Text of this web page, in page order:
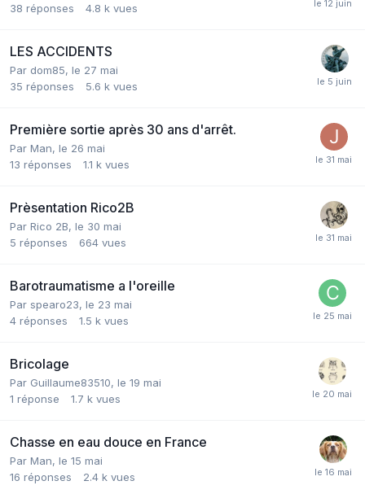
38 réponses 4.8 k vues
LES ACCIDENTS
Par dom85, le 27 mai
35 réponses 5.6 k vues
Première sortie après 30 ans d'arrêt.
Par Man, le 26 mai
13 réponses 1.1 k vues
Prèsentation Rico2B
Par Rico 2B, le 30 mai
5 réponses 664 vues
Barotraumatisme a l'oreille
Par spearo23, le 23 mai
4 réponses 1.5 k vues
Bricolage
Par Guillaume83510, le 19 mai
1 réponse 1.7 k vues
Chasse en eau douce en France
Par Man, le 15 mai
16 réponses 2.4 k vues